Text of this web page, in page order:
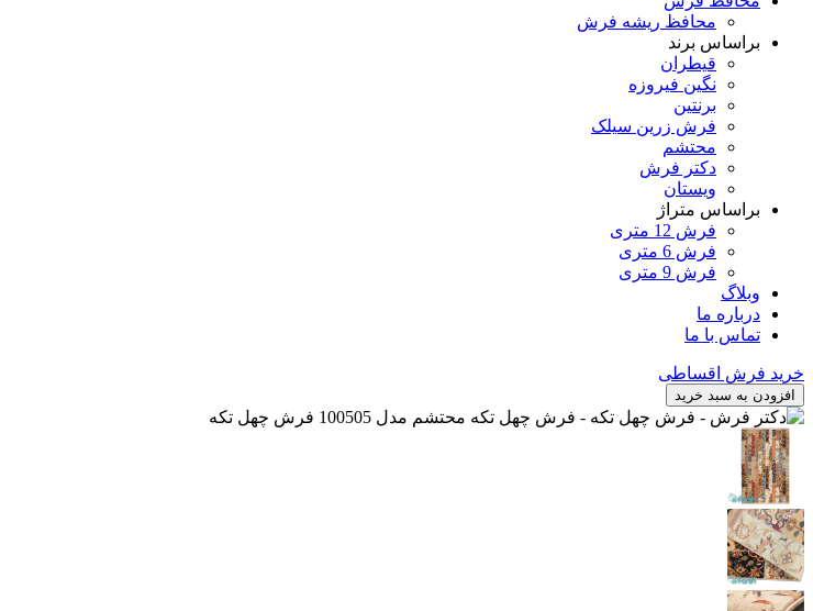
محافظ ریشه فرش
براساس برند
قیطران
نگین فیروزه
برنتین
فرش زرین سیلک
محتشم
دکتر فرش
ویستان
براساس متراژ
فرش 12 متری
فرش 6 متری
فرش 9 متری
وبلاگ
درباره ما
تماس با ما
خرید فرش اقساطی
افزودن به سبد خرید